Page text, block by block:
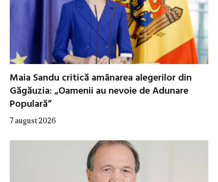
Maia Sandu critică amânarea alegerilor din
Găgăuzia: „Oamenii au nevoie de Adunare
Populară”
7 august 2026